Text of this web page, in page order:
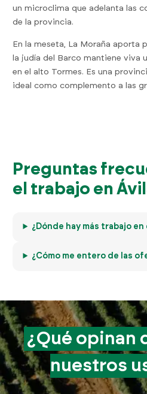
un microclima que adelanta las
de la provincia.
En la meseta, La Moraña aporta
la judía del Barco mantiene viva
en el alto Tormes. Es una
ideal como complemento a las
Preguntas
el trabajo en
¿Dónde hay más trabajo en
¿Cómo me entero de las
¿Qué opinan
nuestros